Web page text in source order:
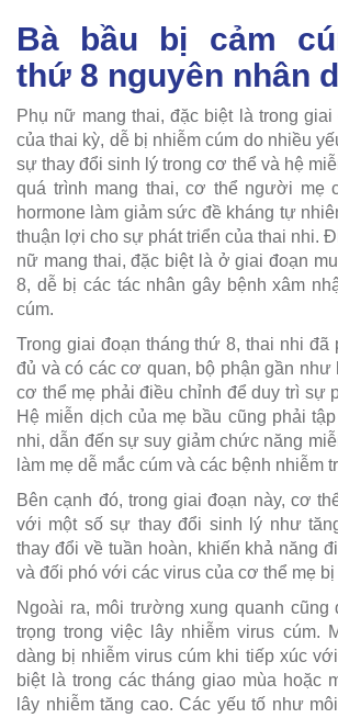
Bà bầu bị cảm
thứ 8 nguyên nhân
Phụ nữ mang thai, đặc biệt là trong
của thai kỳ, dễ bị nhiễm cúm do nhiều
sự thay đổi sinh lý trong cơ thể và hệ
quá trình mang thai, cơ thể người mẹ
hormone làm giảm sức đề kháng tự
thuận lợi cho sự phát triển của thai nhi.
nữ mang thai, đặc biệt là ở giai đoạn
8, dễ bị các tác nhân gây bệnh xâm
cúm.
Trong giai đoạn tháng thứ 8, thai nhi đã
đủ và có các cơ quan, bộ phận gần như
cơ thể mẹ phải điều chỉnh để duy trì sự
Hệ miễn dịch của mẹ bầu cũng phải
nhi, dẫn đến sự suy giảm chức năng
làm mẹ dễ mắc cúm và các bệnh nhiễm
Bên cạnh đó, trong giai đoạn này, cơ
với một số sự thay đổi sinh lý như
thay đổi về tuần hoàn, khiến khả năng
và đối phó với các virus của cơ thể mẹ bị
Ngoài ra, môi trường xung quanh cũng
trọng trong việc lây nhiễm virus cúm.
dàng bị nhiễm virus cúm khi tiếp xúc
biệt là trong các tháng giao mùa hoặc
lây nhiễm tăng cao. Các yếu tố như